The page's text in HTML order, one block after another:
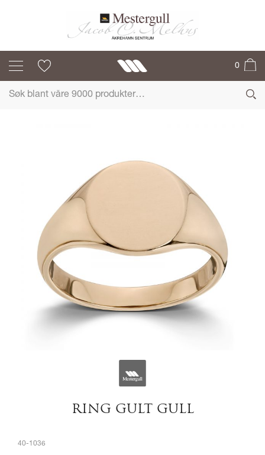
0
RING GULT GULL
40-1036
MESTERGULL